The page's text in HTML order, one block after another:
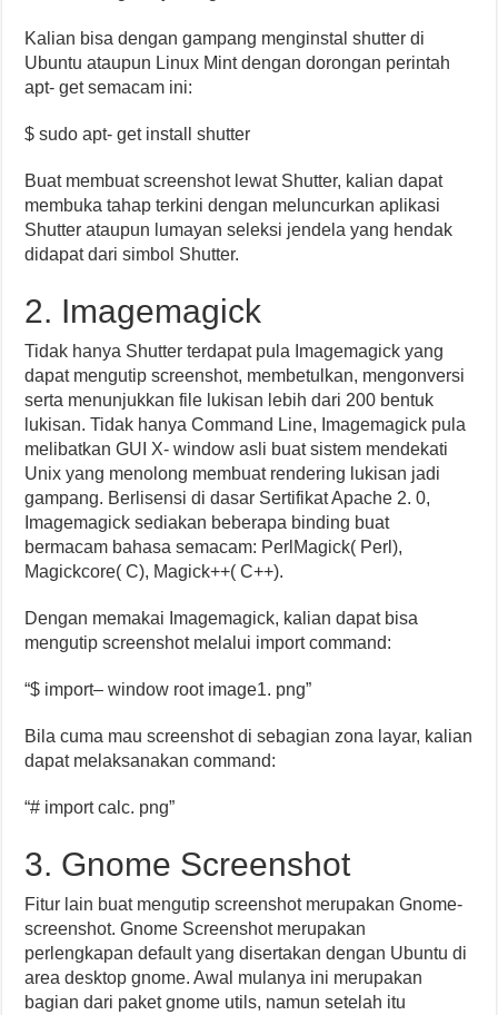
Kalian bisa dengan gampang menginstal shutter di
Ubuntu ataupun Linux Mint dengan dorongan perintah
apt- get semacam ini:
$ sudo apt- get install shutter
Buat membuat screenshot lewat Shutter, kalian dapat
membuka tahap terkini dengan meluncurkan aplikasi
Shutter ataupun lumayan seleksi jendela yang hendak
didapat dari simbol Shutter.
2. Imagemagick
Tidak hanya Shutter terdapat pula Imagemagick yang
dapat mengutip screenshot, membetulkan, mengonversi
serta menunjukkan file lukisan lebih dari 200 bentuk
lukisan. Tidak hanya Command Line, Imagemagick pula
melibatkan GUI X- window asli buat sistem mendekati
Unix yang menolong membuat rendering lukisan jadi
gampang. Berlisensi di dasar Sertifikat Apache 2. 0,
Imagemagick sediakan beberapa binding buat
bermacam bahasa semacam: PerlMagick( Perl),
Magickcore( C), Magick++( C++).
Dengan memakai Imagemagick, kalian dapat bisa
mengutip screenshot melalui import command:
“$ import– window root image1. png”
Bila cuma mau screenshot di sebagian zona layar, kalian
dapat melaksanakan command:
“# import calc. png”
3. Gnome Screenshot
Fitur lain buat mengutip screenshot merupakan Gnome-
screenshot. Gnome Screenshot merupakan
perlengkapan default yang disertakan dengan Ubuntu di
area desktop gnome. Awal mulanya ini merupakan
bagian dari paket gnome utils, namun setelah itu